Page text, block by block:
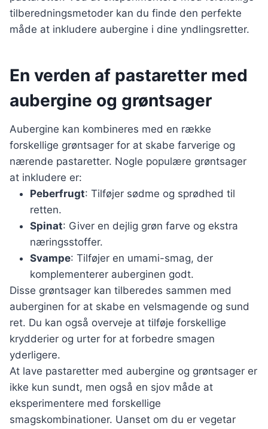
tilberedningsmetoder kan du finde den perfekte
måde at inkludere aubergine i dine yndlingsretter.
En verden af pastaretter med
aubergine og grøntsager
Aubergine kan kombineres med en række
forskellige grøntsager for at skabe farverige og
nærende pastaretter. Nogle populære grøntsager
at inkludere er:
Peberfrugt: Tilføjer sødme og sprødhed til
retten.
Spinat: Giver en dejlig grøn farve og ekstra
næringsstoffer.
Svampe: Tilføjer en umami-smag, der
komplementerer auberginen godt.
Disse grøntsager kan tilberedes sammen med
auberginen for at skabe en velsmagende og sund
ret. Du kan også overveje at tilføje forskellige
krydderier og urter for at forbedre smagen
yderligere.
At lave pastaretter med aubergine og grøntsager er
ikke kun sundt, men også en sjov måde at
eksperimentere med forskellige
smagskombinationer. Uanset om du er vegetar